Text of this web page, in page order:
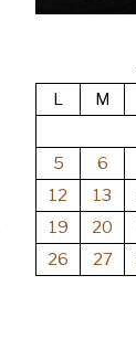
L
M
5
6
12
13
19
20
26
27